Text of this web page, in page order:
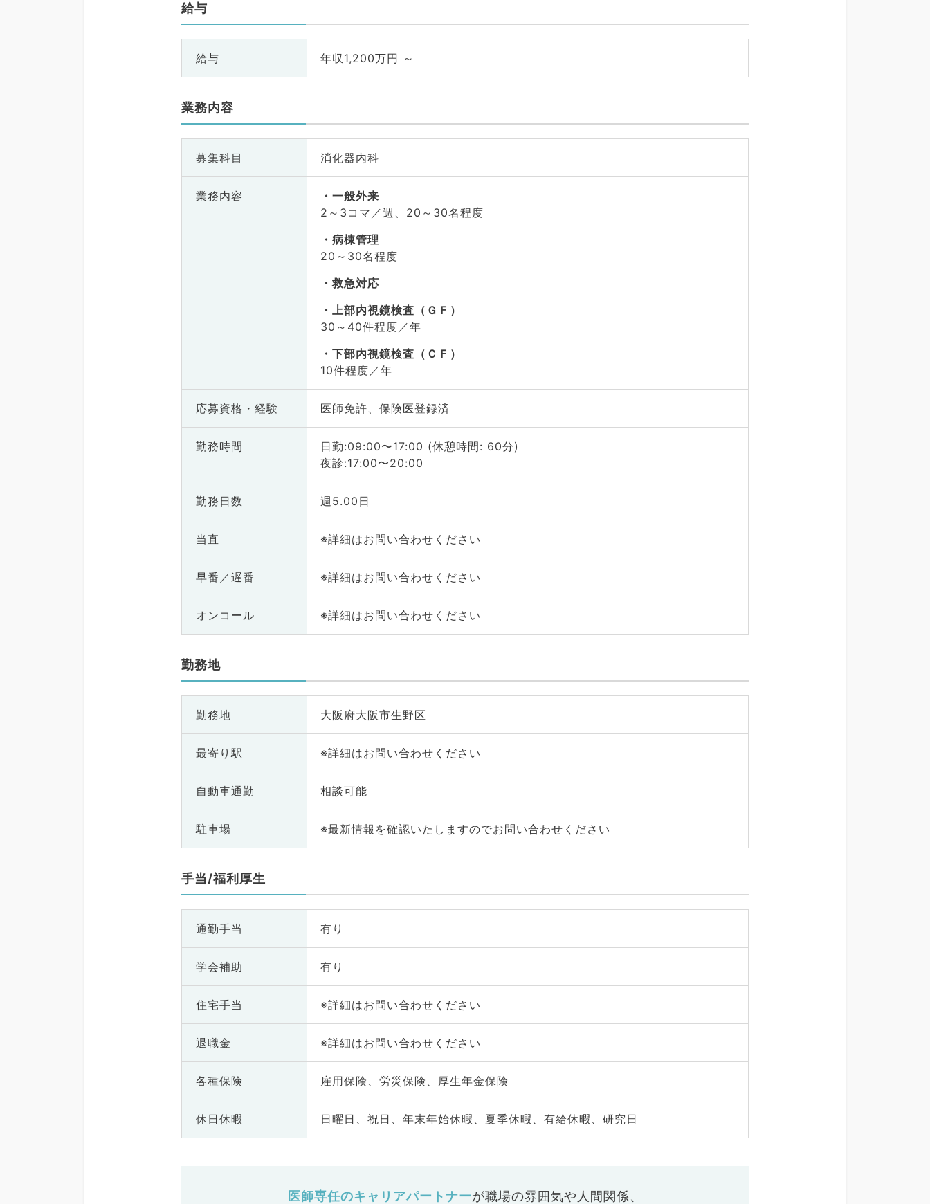
給与
給与 年収1,200万円 ～
業務内容
募集科目 消化器内科
業務内容
一般外来
2～3コマ／週、20～30名程度
病棟管理
20～30名程度
救急対応
上部内視鏡検査（ＧＦ）
30～40件程度／年
下部内視鏡検査（ＣＦ）
10件程度／年
応募資格・ 経験 医師免許、保険医登録済
勤務時間
日勤:09:00〜17:00 (休憩時間: 60分)
夜診:17:00〜20:00
勤務日数 週5.00日
当直 ※詳細はお問い合わせください
早番／遅番 ※詳細はお問い合わせください
オンコール ※詳細はお問い合わせください
勤務地
勤務地 大阪府大阪市生野区
最寄り駅 ※詳細はお問い合わせください
自動車通勤 相談可能
駐車場 ※最新情報を確認いたしますのでお問い合わせください
手当/福利厚生
通勤手当 有り
学会補助 有り
住宅手当 ※詳細はお問い合わせください
退職金 ※詳細はお問い合わせください
各種保険 雇用保険、労災保険、厚生年金保険
休日休暇 日曜日、祝日、年末年始休暇、夏季休暇、有給休暇、研究日
医師専任のキャリアパートナーが職場の雰囲気や人間関係、